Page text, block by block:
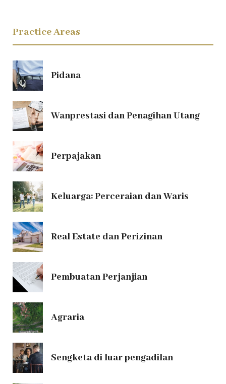
Practice Areas
Pidana
Wanprestasi dan Penagihan Utang
Perpajakan
Keluarga: Perceraian dan Waris
Real Estate dan Perizinan
Pembuatan Perjanjian
Agraria
Sengketa di luar pengadilan